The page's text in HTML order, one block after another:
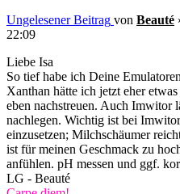
Ungelesener Beitrag von Beauté
22:09
Liebe Isa
So tief habe ich Deine
Xanthan hätte ich jetzt eher
eben nachstreuen. Auch Imwitor
nachlegen. Wichtig ist bei
einzusetzen; Milchschäumer
ist für meinen Geschmack zu
anfühlen. pH messen und ggf.
LG - Beauté